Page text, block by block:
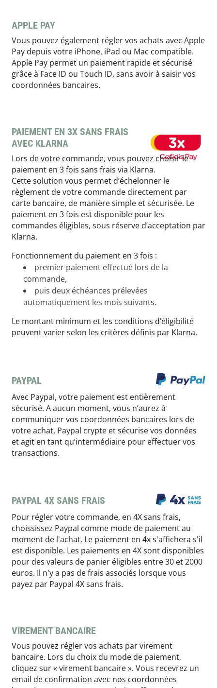
APPLE PAY
Vous pouvez également régler vos achats avec Apple
Pay depuis votre iPhone, iPad ou Mac compatible.
Apple Pay permet un paiement rapide et sécurisé
grâce à Face ID ou Touch ID, sans avoir à saisir vos
coordonnées bancaires.
PAIEMENT EN 3X SANS FRAIS
AVEC KLARNA
Lors de votre commande, vous pouvez choisir le
paiement en 3 fois sans frais via Klarna.
Cette solution vous permet d’échelonner le
règlement de votre commande directement par
carte bancaire, de manière simple et sécurisée. Le
paiement en 3 fois est disponible pour les
commandes éligibles, sous réserve d’acceptation par
Klarna.
Fonctionnement du paiement en 3 fois :
premier paiement effectué lors de la
commande,
puis deux échéances prélevées
automatiquement les mois suivants.
Le montant minimum et les conditions d’éligibilité
peuvent varier selon les critères définis par Klarna.
PAYPAL
Avec Paypal, votre paiement est entièrement
sécurisé. A aucun moment, vous n’aurez à
communiquer vos coordonnées bancaires lors de
votre achat. Paypal crypte et sécurise vos données
et agit en tant qu’intermédiaire pour effectuer vos
transactions.
PAYPAL 4X SANS FRAIS
Pour régler votre commande, en 4X sans frais,
choississez Paypal comme mode de paiement au
moment de l'achat. Le paiement en 4x s'affichera s'il
est disponible. Les paiements en 4X sont disponibles
pour des valeurs de panier éligibles entre 30 et 2000
euros. Il n'y a pas de frais associés lorsque vous
payez par Paypal 4X sans frais.
VIREMENT BANCAIRE
Vous pouvez régler vos achats par virement
bancaire. Lors du choix du mode de paiement,
cliquez sur « virement bancaire ». Vous recevrez un
email de confirmation avec nos coordonnées